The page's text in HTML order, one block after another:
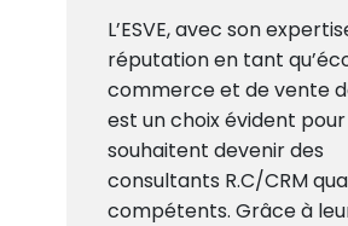
L’ESVE, avec son
réputation en tant
commerce et de vente
est un choix évident
souhaitent devenir des
consultants R.C/CRM
compétents. Grâce à